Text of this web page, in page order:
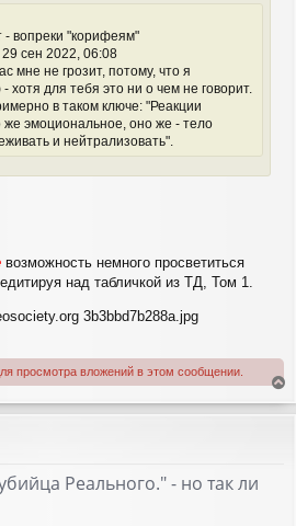
- вопреки "корифеям"
сен 2022, 06:08
мне не грозит, потому, что я
хотя для тебя это ни о чем не говорит.
в таком ключе: "Реакции
же эмоциональное, оно же - тело
и нейтрализовать".
возможность немного просветиться
над табличкой из ТД, Том 1.
3b3bbd7b288a.jpg
просмотра вложений в этом сообщении.
р
Реального." - но так ли